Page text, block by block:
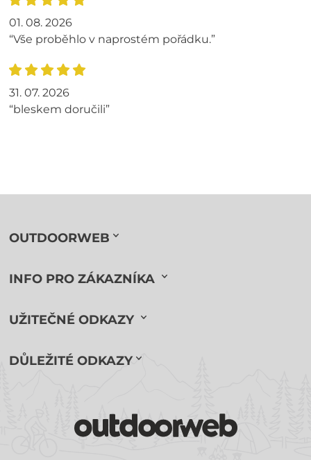
01. 08. 2026
“Vše proběhlo v naprostém pořádku.”
31. 07. 2026
“bleskem doručili”
OUTDOORWEB
INFO PRO ZÁKAZNÍKA
UŽITEČNÉ ODKAZY
DŮLEŽITÉ ODKAZY